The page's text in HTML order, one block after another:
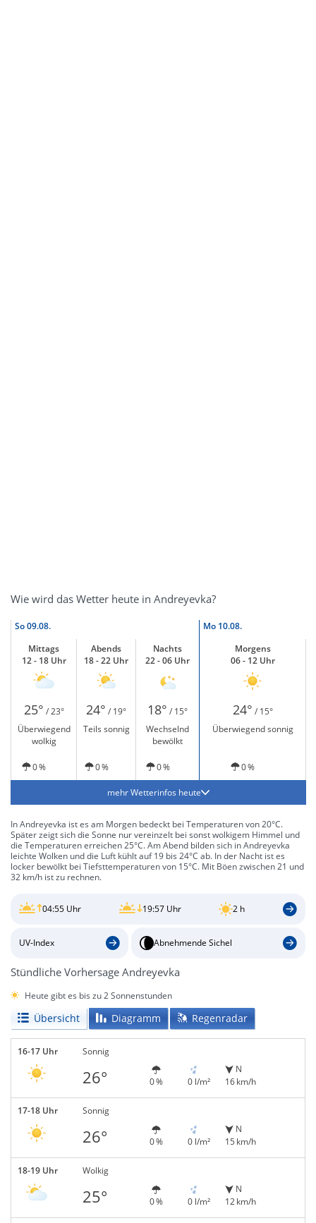
Wie wird das Wetter heute in Andreyevka?
So09.08. Mo 10.08.
Mittags
12 - 18 Uhr
Abends
18 - 22 Uhr
Nachts
22 - 06 Uhr
Morgens
06 - 12 Uhr
25° / 23° 24° / 19° 18° / 15° 24° / 15°
Überwiegend
wolkig
Teils sonnig
Wechselnd
bewölkt
Überwiegend sonnig
0 % 0 % 0 % 0 %
mehr Wetterinfos heute
In Andreyevka ist es am Morgen bedeckt bei Temperaturen von 20°C.
Später zeigt sich die Sonne nur vereinzelt bei sonst wolkigem Himmel und
die Temperaturen erreichen 25°C. Am Abend bilden sich in Andreyevka
leichte Wolken und die Luft kühlt auf 19 bis 24°C ab. In der Nacht ist es
locker bewölkt bei Tiefsttemperaturen von 15°C. Mit Böen zwischen 21 und
32 km/h ist zu rechnen.
04:55 Uhr 19:57 Uhr 2 h
UV-Index Abnehmende Sichel
Stündliche Vorhersage Andreyevka
Heute gibt es bis zu 2 Sonnenstunden
Übersicht Diagramm Regenradar
16-17 Uhr Sonnig
26° 0 % 0 l/m²
N
16 km/h
17-18 Uhr Sonnig
26° 0 % 0 l/m²
N
15 km/h
18-19 Uhr Wolkig
25° 0 % 0 l/m²
N
12 km/h